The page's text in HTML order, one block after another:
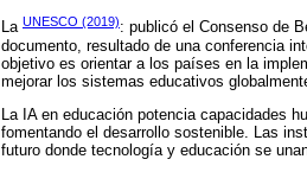
La UNESCO (2019): publicó el Consenso de
documento, resultado de una conferencia
objetivo es orientar a los países en la
mejorar los sistemas educativos
La IA en educación potencia capacidades
fomentando el desarrollo sostenible. Las
futuro donde tecnología y educación se